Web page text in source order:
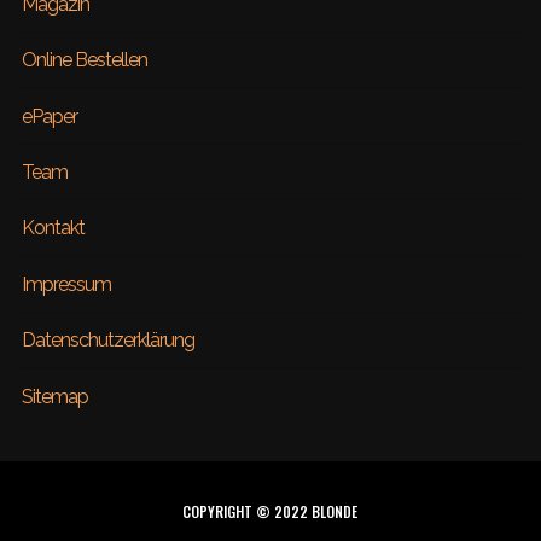
Online Bestellen
ePaper
Team
Kontakt
Impressum
Datenschutzerklärung
Sitemap
COPYRIGHT © 2022 BLONDE